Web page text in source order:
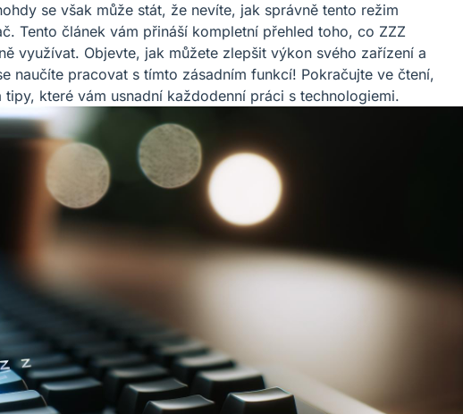
se však může stát, že nevíte, jak správně tento režim
Tento článek vám přináší kompletní přehled toho, co ZZZ
využívat. Objevte, jak můžete zlepšit výkon svého zařízení a
naučíte pracovat s tímto zásadním funkcí! Pokračujte ve čtení,
které vám usnadní každodenní práci s technologiemi.